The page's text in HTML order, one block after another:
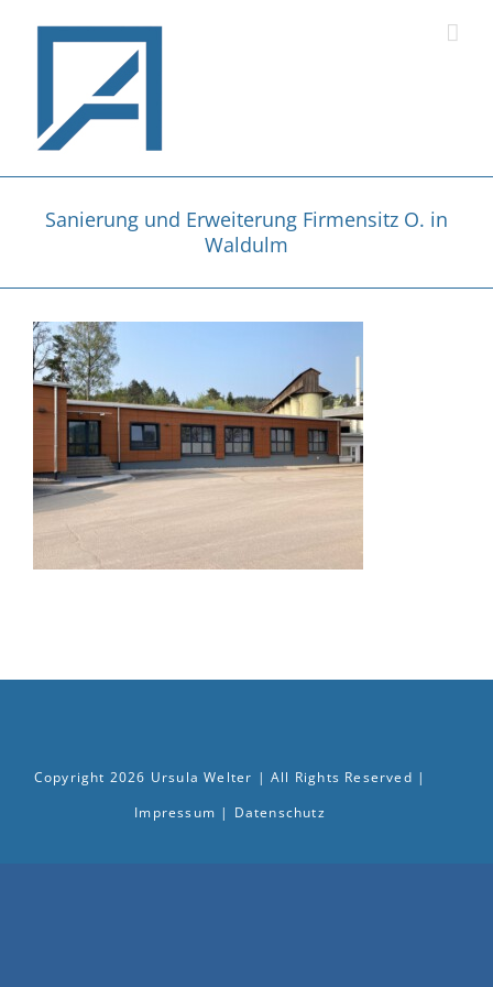
Sanierung und Erweiterung Firmensitz O. in
Waldulm
Copyright 2026 Ursula Welter | All Rights Reserved |
Impressum | Datenschutz